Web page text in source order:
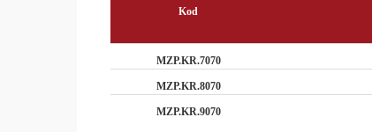
Kod
MZP.KR.7070
MZP.KR.8070
MZP.KR.9070